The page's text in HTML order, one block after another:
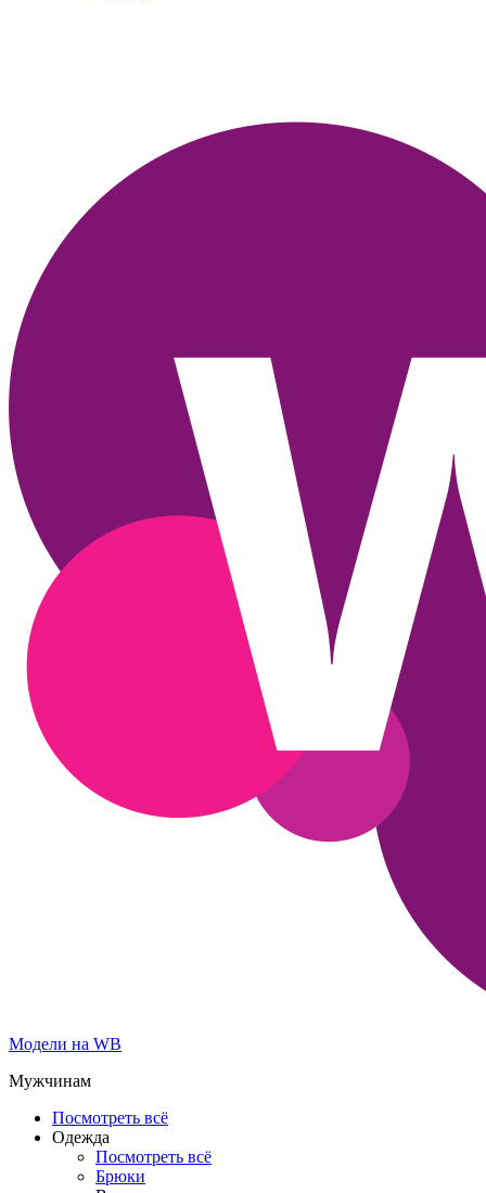
Модели на WB
Мужчинам
Посмотреть всё
Одежда
Посмотреть всё
Брюки